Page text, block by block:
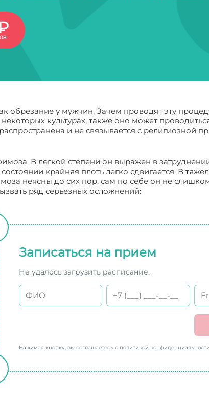
обрезание у мужчин. Зачем проводят эту
культурах, также оно может
и не связывается с религиозной
В легкой степени он выражен в
крайняя плоть легко сдвигается. В
неясны до сих пор, сам по себе он не
ряд серьезных осложнений:
Записаться на прием
Не удалось загрузить расписание.
Нажимая кнопку, вы соглашаетесь с политикой конфиденциальности